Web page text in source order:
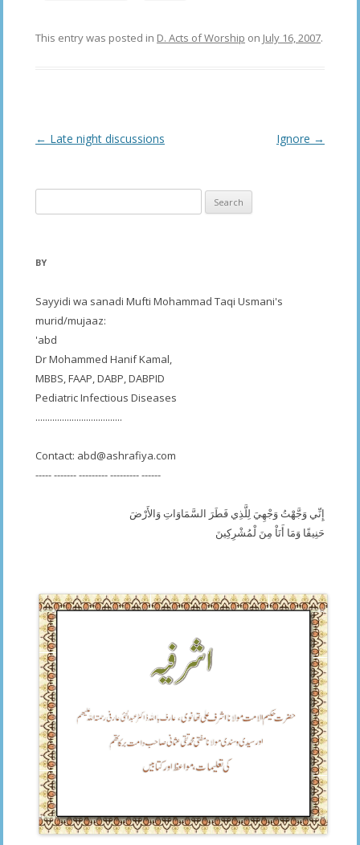
This entry was posted in D. Acts of Worship on July 16, 2007.
Post
← Late night discussions Ignore →
for:
BY
Sayyidi wa sanadi Mufti Mohammad Taqi Usmani's
murid/mujaaz:
'abd
Dr Mohammed Hanif Kamal,
MBBS, FAAP, DABP, DABPID
Pediatric Infectious Diseases
....................................
Contact: abd@ashrafiya.com
----- ------- --------- --------- ------
إِنِّي وَجَّهْتُ وَجْهِيَ لِلَّذِي فَطَرَ السَّمَاوَاتِ وَالأَرْضَ
حَنِيفًا وَمَا أَنَاْ مِنَ لْمُشْرِكِينَ